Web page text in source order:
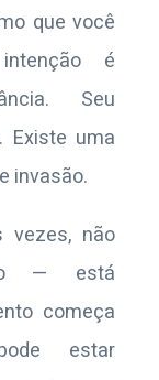
que você
é
Seu
Existe uma
invasão.
vezes, não
— está
começa
estar